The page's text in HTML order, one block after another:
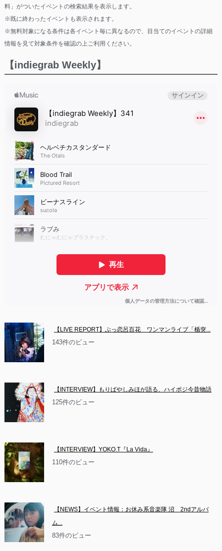
料」がついたイベントの検索結果を表示します。
※既に終わったイベントも表示されます。
※無料対象になる条件は各イベント毎に異なるので、目当てのイベントの詳細
情報を見て対象条件を確認の上ご利用ください。
【indiegrab Weekly】
【LIVE REPORT】ぶっ恋呂百花　ワンマンライブ「楯突...
143件のビュー
【INTERVIEW】もりばやしみほが語る、ハイポジ今昔物語
125件のビュー
【INTERVIEW】YOKO.T『La Vida』
110件のビュー
【NEWS】イベント情報：お休み系音楽隊 沼　2ndアルバ
ム...
83件のビュー